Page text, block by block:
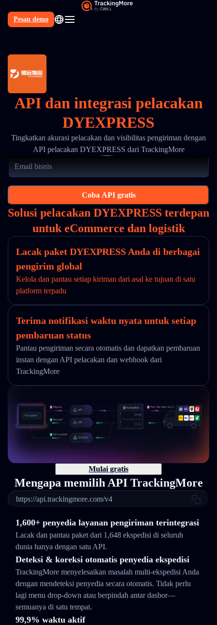
Pesan demo
API dan integrasi pelacakan
DYEXPRESS
Tingkatkan akurasi pelacakan dan visibilitas pengiriman dengan
API pelacakan DYEXPRESS dari TrackingMore
Coba API gratis
Solusi pelacakan DYEXPRESS terdepan
untuk eCommerce dan logistik
Lacak paket DYEXPRESS Anda di berbagai
pengirim global
Kelola dan pantau setiap kiriman dari asal ke tujuan di satu
platform terpadu
Terima notifikasi waktu nyata untuk setiap
pembaruan status
Pantau pengiriman secara otomatis dan dapatkan pembaruan
instan dengan API pelacakan dan webhook dari
TrackingMore
Mulai gratis
Mengapa memilih API TrackingMore
https://api.trackingmore.com/v4
1,600+ penyedia layanan pengiriman terintegrasi
Lacak dan pantau paket dari 1,648 ekspedisi di seluruh
dunia hanya dengan satu API.
Deteksi & koreksi otomatis penyedia ekspedisi
TrackingMore menyelesaikan masalah multi-ekspedisi Anda
dengan mendeteksi penyedia secara otomatis. Tidak perlu
lagi menu drop-down atau berpindah antar dasbor—
semuanya di satu tempat.
99,9% waktu aktif